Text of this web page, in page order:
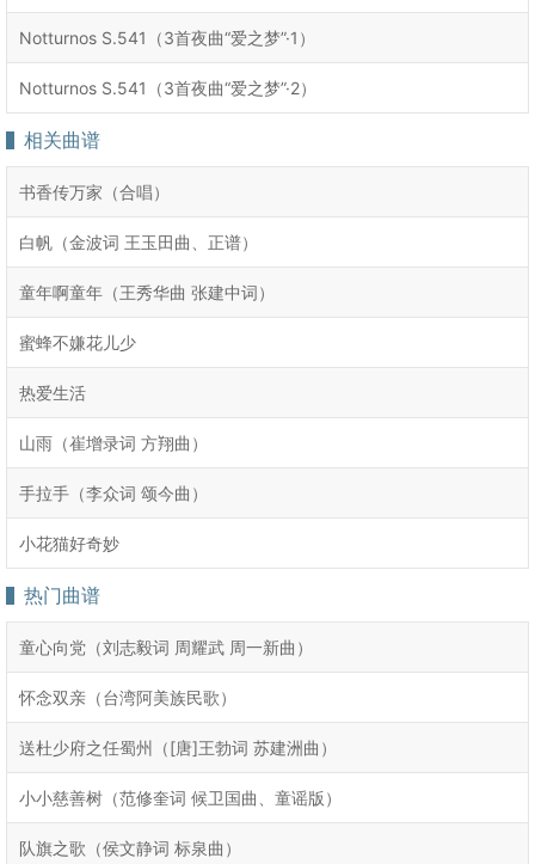
Notturnos S.541（3首夜曲“爱之梦”·1）
Notturnos S.541（3首夜曲“爱之梦”·2）
相关曲谱
书香传万家（合唱）
白帆（金波词 王玉田曲、正谱）
童年啊童年（王秀华曲 张建中词）
蜜蜂不嫌花儿少
热爱生活
山雨（崔增录词 方翔曲）
手拉手（李众词 颂今曲）
小花猫好奇妙
热门曲谱
童心向党（刘志毅词 周耀武 周一新曲）
怀念双亲（台湾阿美族民歌）
送杜少府之任蜀州（[唐]王勃词 苏建洲曲）
小小慈善树（范修奎词 候卫国曲、童谣版）
队旗之歌（侯文静词 标泉曲）